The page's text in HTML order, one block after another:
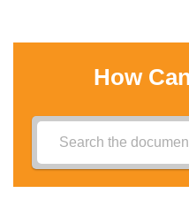
How